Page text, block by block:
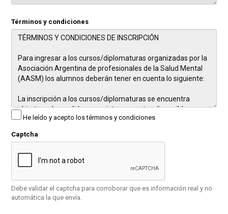
Términos y condiciones
He leído y acepto los términos y condiciones
Captcha
Debe validar el captcha para corroborar que es información real y no
automática la que envía.